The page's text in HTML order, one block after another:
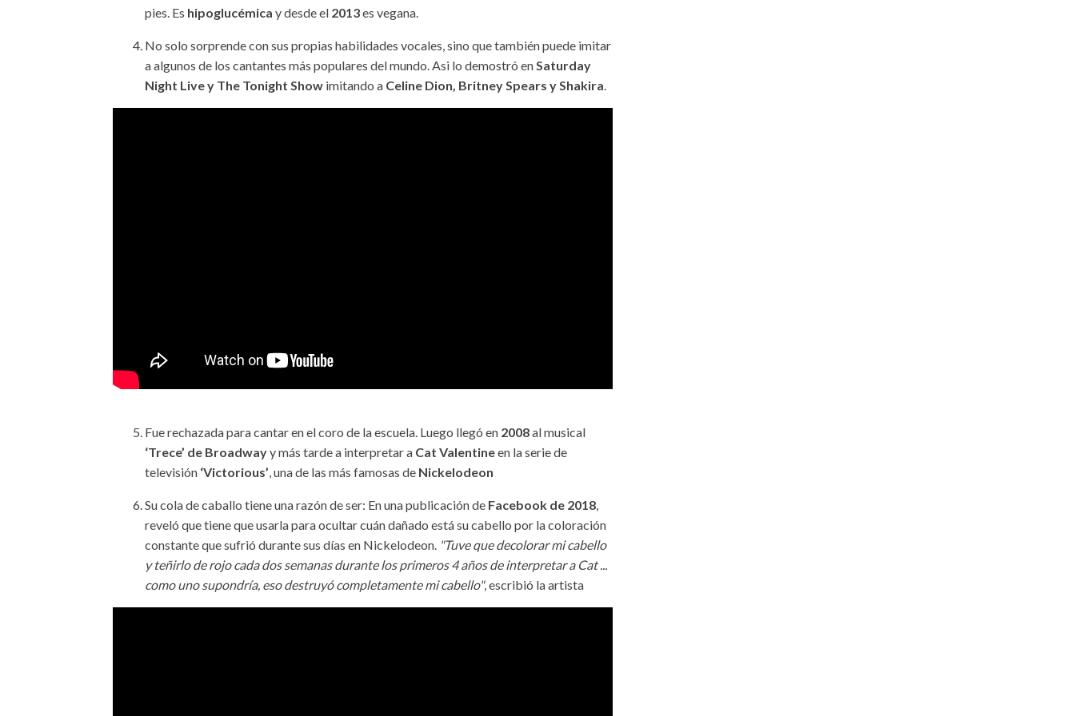
pies. Es hipoglucémica y desde el 2013es vegana.
No solo sorprende con sus propias habilidades vocales, sino que también puede imitar
a algunos de los cantantes más populares del mundo. Asi lo demostró enSaturday
Night Live y The Tonight Show imitando a Celine Dion, Britney Spears y Shakira.
Fue rechazada para cantar en el coro de la escuela. Luego llegó en 2008al musical
‘Trece’ de Broadwayy más tarde a interpretar a Cat Valentineen la serie de
televisión ‘Victorious’, una de las más famosas de Nickelodeon
Su cola de caballo tiene una razón de ser: En una publicación de Facebook de 2018,
reveló que tiene que usarla para ocultar cuán dañado está su cabello por la coloración
constante que sufrió durante sus días en Nickelodeon. "Tuve que decolorar mi cabello
y teñirlo de rojo cada dos semanas durante los primeros 4 años de interpretar a Cat ...
como uno supondría, eso destruyó completamente mi cabello", escribió la artista